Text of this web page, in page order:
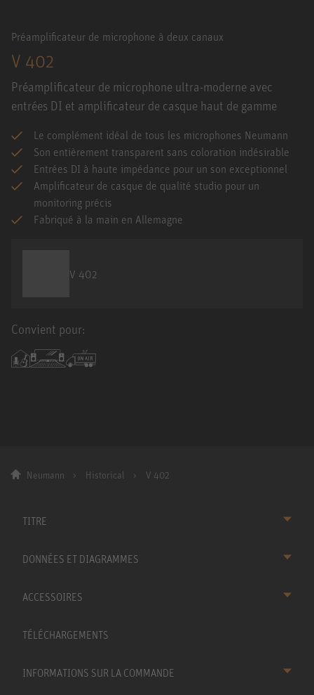
Préamplificateur de microphone à deux canaux
V 402
Préamplificateur de microphone ultra-moderne avec
entrées DI et amplificateur de casque haut de gamme
Le complément idéal de tous les microphones Neumann
Son entièrement transparent sans coloration indésirable
Entrées DI à haute impédance pour un son exceptionnel
Amplificateur de casque de qualité studio pour un
monitoring précis
Fabriqué à la main en Allemagne
V 402
Convient pour:
Neumann Historical V 402
TITRE
DONNÉES ET DIAGRAMMES
ACCESSOIRES
TÉLÉCHARGEMENTS
INFORMATIONS SUR LA COMMANDE